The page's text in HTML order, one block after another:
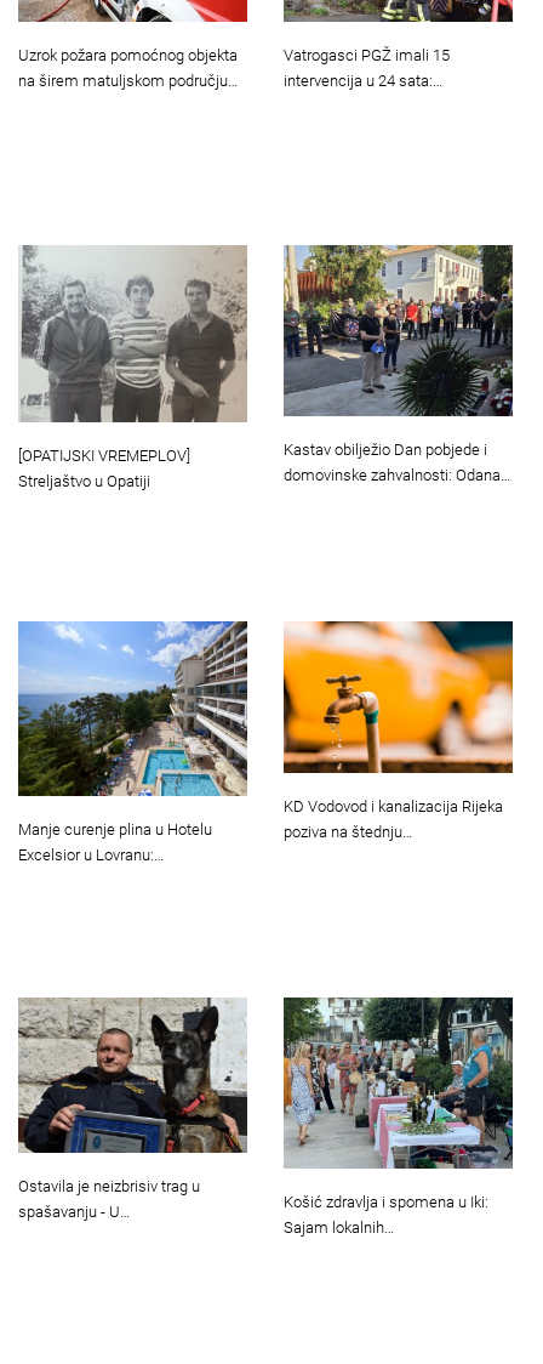
Uzrok požara pomoćnog objekta
na širem matuljskom području…
Vatrogasci PGŽ imali 15
intervencija u 24 sata:…
[OPATIJSKI VREMEPLOV]
Streljaštvo u Opatiji
Kastav obilježio Dan pobjede i
domovinske zahvalnosti: Odana…
Manje curenje plina u Hotelu
Excelsior u Lovranu:…
KD Vodovod i kanalizacija Rijeka
poziva na štednju…
Ostavila je neizbrisiv trag u
spašavanju - U…
Košić zdravlja i spomena u Iki:
Sajam lokalnih…